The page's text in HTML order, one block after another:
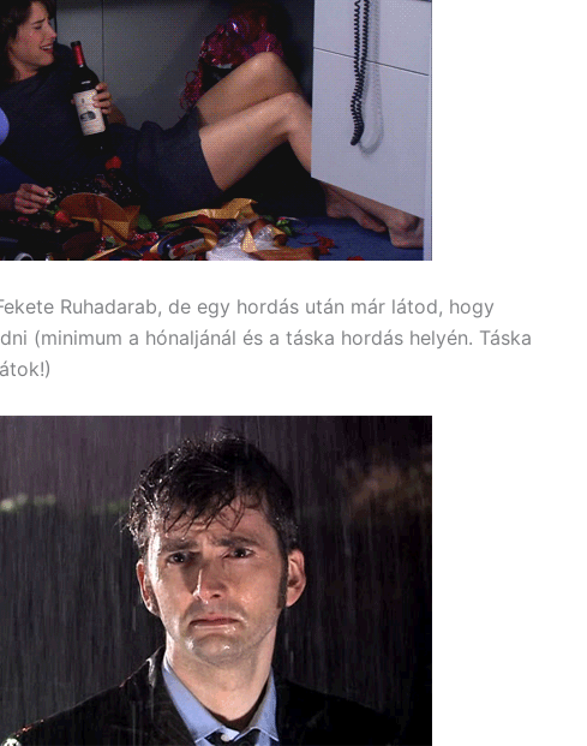
Ruhadarab, de egy hordás után már látod, hogy
(minimum a hónaljánál és a táska hordás helyén. Táska